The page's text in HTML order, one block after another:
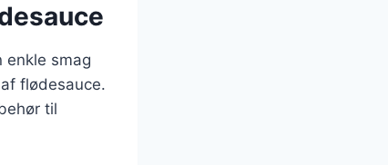
enkle smag
flødesauce.
til